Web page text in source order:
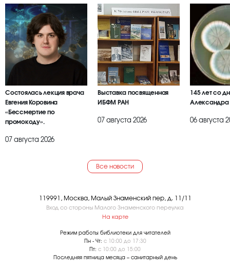
Состоялась лекция врача
Евгения Коровина
«Бессмертие по
промокоду».
07 августа 2026
Выставка посвященная
ИБФМ РАН
07 августа 2026
145 лет со
Александра
06 августа
Все новости
119991, Москва, Малый Знаменский пер, д. 11/11
Вход со стороны Малого Знаменского переулка
На карте
Режим работы библиотеки для читателей
Пн - Чт: с 10:00 до 17:30
Пт: с 10:00 до 15:00
Последняя пятница месяца – санитарный день